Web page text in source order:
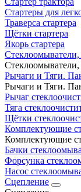
Стартеры для
Траверса стартера
Щётки стартера
Якорь стартера
Рычаги и Тяги.
Рычаги и Тяги.
Рычаг
Тяга
Щётки
Комплектующие
Комплектующие
Бачки
Форсунка
Насос
Сцепление